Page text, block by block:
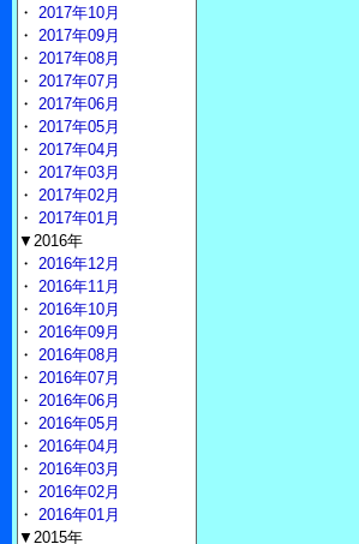
・ 2017年10月
・ 2017年09月
・ 2017年08月
・ 2017年07月
・ 2017年06月
・ 2017年05月
・ 2017年04月
・ 2017年03月
・ 2017年02月
・ 2017年01月
▼2016年
・ 2016年12月
・ 2016年11月
・ 2016年10月
・ 2016年09月
・ 2016年08月
・ 2016年07月
・ 2016年06月
・ 2016年05月
・ 2016年04月
・ 2016年03月
・ 2016年02月
・ 2016年01月
▼2015年